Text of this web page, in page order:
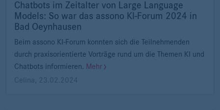
Chatbots im Zeitalter von Large Language
Models: So war das assono KI-Forum 2024 in
Bad Oeynhausen
Beim assono KI-Forum konnten sich die Teilnehmenden
durch praxisorientierte Vorträge rund um die Themen KI und
Chatbots informieren. Mehr
Celina, 23.02.2024